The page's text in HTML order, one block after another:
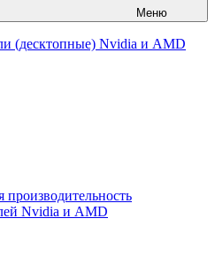
Меню
(десктопные) Nvidia и AMD
производительность
Nvidia и AMD